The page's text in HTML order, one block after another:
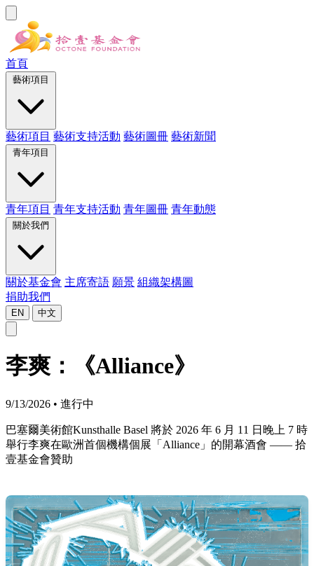
首頁
藝術項目 藝術支持活動 藝術圖冊 藝術新聞
青年項目 青年支持活動 青年圖冊 青年動態
關於基金會 主席寄語 願景 組織架構圖
捐助我們
EN 中文
李爽：《Alliance》
9/13/2026 • 進行中
巴塞爾美術館Kunsthalle Basel 將於 2026 年 6 月 11 日晚上 7 時
舉行李爽在歐洲首個機構個展「Alliance」的開幕酒會 —— 拾
壹基金會贊助